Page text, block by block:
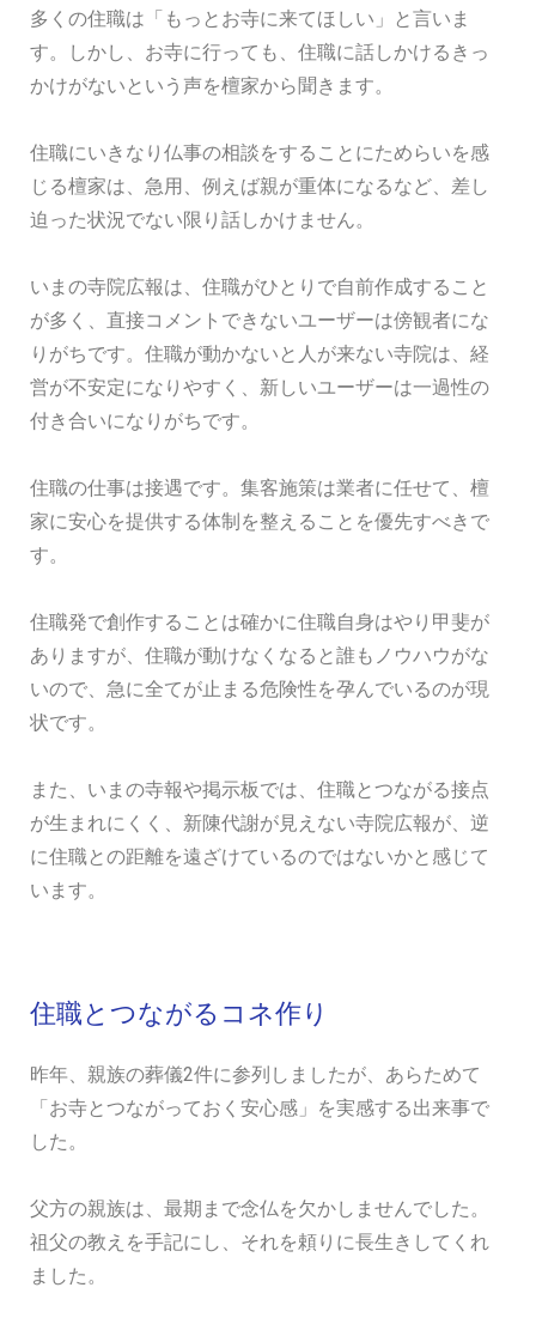
多くの住職は「もっとお寺に来てほしい」と言いま
す。しかし、お寺に行っても、住職に話しかけるきっ
かけがないという声を檀家から聞きます。
住職にいきなり仏事の相談をすることにためらいを感
じる檀家は、急用、例えば親が重体になるなど、差し
迫った状況でない限り話しかけません。
いまの寺院広報は、住職がひとりで自前作成すること
が多く、直接コメントできないユーザーは傍観者にな
りがちです。住職が動かないと人が来ない寺院は、経
営が不安定になりやすく、新しいユーザーは一過性の
付き合いになりがちです。
住職の仕事は接遇です。集客施策は業者に任せて、檀
家に安心を提供する体制を整えることを優先すべきで
す。
住職発で創作することは確かに住職自身はやり甲斐が
ありますが、住職が動けなくなると誰もノウハウがな
いので、急に全てが止まる危険性を孕んでいるのが現
状です。
また、いまの寺報や掲示板では、住職とつながる接点
が生まれにくく、新陳代謝が見えない寺院広報が、逆
に住職との距離を遠ざけているのではないかと感じて
います。
住職とつながるコネ作り
昨年、親族の葬儀2件に参列しましたが、あらためて
「お寺とつながっておく安心感」を実感する出来事で
した。
父方の親族は、最期まで念仏を欠かしませんでした。
祖父の教えを手記にし、それを頼りに長生きしてくれ
ました。